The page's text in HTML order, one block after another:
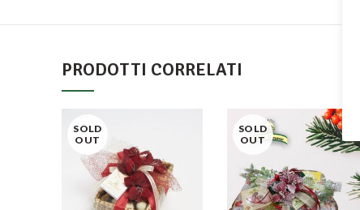
PRODOTTI CORRELATI
SOLD
OUT
SOLD
OUT